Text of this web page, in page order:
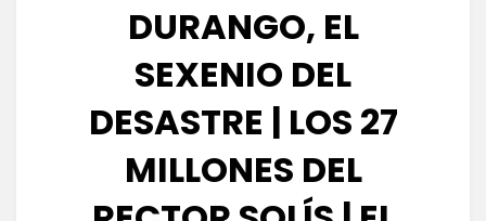
DURANGO, EL
SEXENIO DEL
DESASTRE | LOS 27
MILLONES DEL